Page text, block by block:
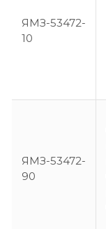
ЯМЗ-53472-
10
ЯМЗ-53472-
90